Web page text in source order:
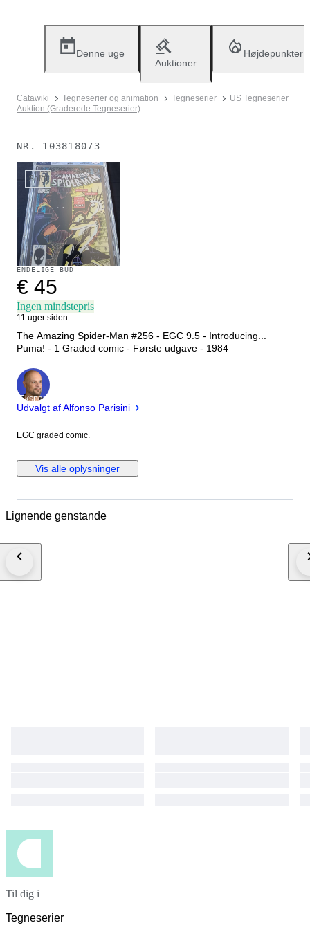
Denne uge
Auktioner
Højdepunkter
Catawiki Tegneserier og animation Tegneserier
US Tegneserier
Auktion (Graderede Tegneserier)
NR. 103818073
Solgt
ENDELIGE BUD
€ 45
Ingen mindstepris
11 uger siden
The Amazing Spider-Man #256 - EGC 9.5 - Introducing...
Puma! - 1 Graded comic - Første udgave - 1984
Ekspert
Udvalgt af Alfonso Parisini
EGC graded comic.
Vis alle oplysninger
Lignende genstande
Til dig i
Tegneserier